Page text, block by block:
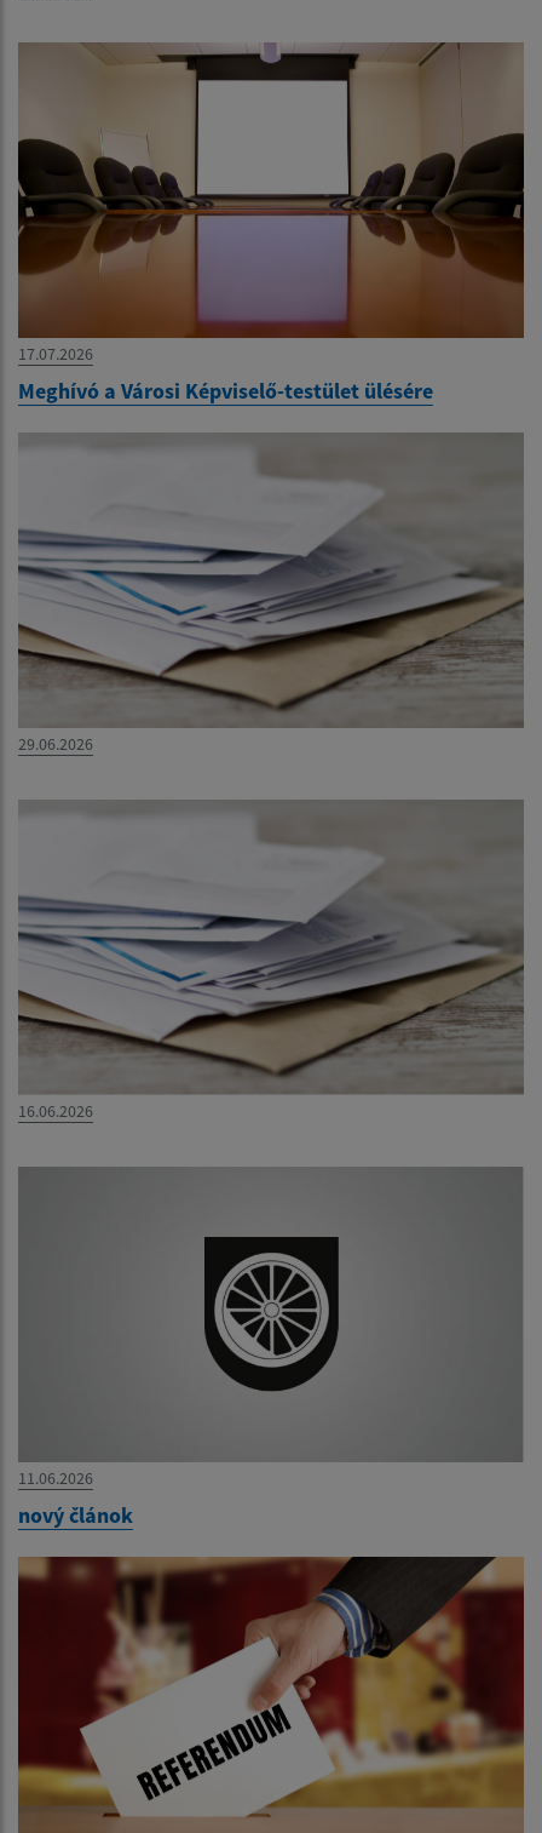
17.07.2026
Meghívó a Városi Képviselő-testület ülésére
29.06.2026
16.06.2026
11.06.2026
nový článok